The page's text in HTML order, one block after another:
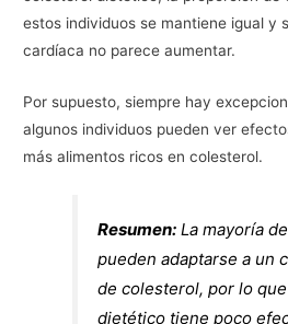
estos individuos se mantiene igual y
cardíaca no parece aumentar.
Por supuesto, siempre hay
algunos individuos pueden ver
más alimentos ricos en colesterol.
Resumen: La mayoría
pueden adaptarse a un
de colesterol, por lo
dietético tiene poco